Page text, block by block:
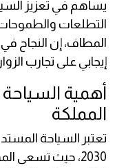
يساهم في تعزيز
المطاف، إن النجاح
إيجابي على تجارب
أهمية
المملكة
تعتبر السياحة
2030، حيث تسعى